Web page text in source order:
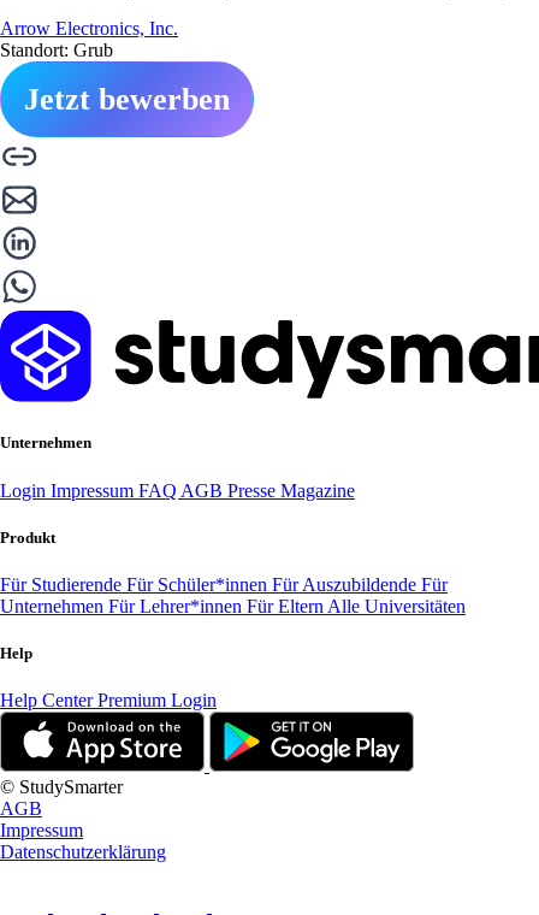
Arrow Electronics, Inc.
Standort: Grub
Jetzt bewerben
Unternehmen
Login Impressum FAQ AGB Presse Magazine
Produkt
Für Studierende Für Schüler*innen Für Auszubildende Für
Unternehmen Für Lehrer*innen Für Eltern Alle Universitäten
Help
Help CenterPremium Login
© StudySmarter
AGB
Impressum
Datenschutzerklärung